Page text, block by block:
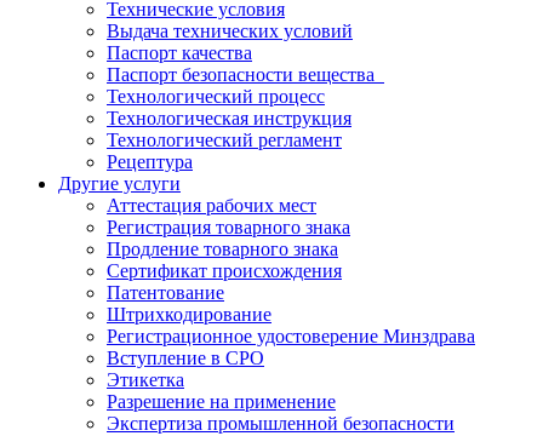
Технические условия
Выдача технических условий
Паспорт качества
Паспорт безопасности вещества
Технологический процесс
Технологическая инструкция
Технологический регламент
Рецептура
Другие услуги
Аттестация рабочих мест
Регистрация товарного знака
Продление товарного знака
Сертификат происхождения
Патентование
Штрихкодирование
Регистрационное удостоверение Минздрава
Вступление в СРО
Этикетка
Разрешение на применение
Экспертиза промышленной безопасности